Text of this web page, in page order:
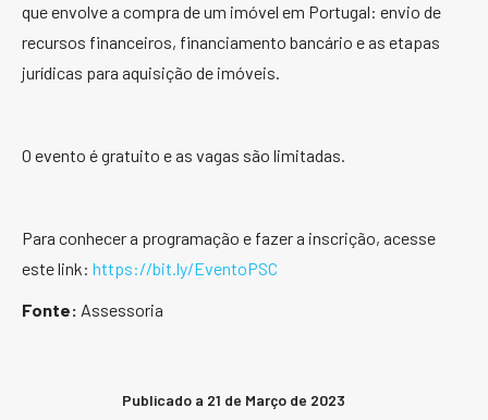
que envolve a compra de um imóvel em Portugal: envio de
recursos financeiros, financiamento bancário e as etapas
jurídicas para aquisição de imóveis.
O evento é gratuito e as vagas são limitadas.
Para conhecer a programação e fazer a inscrição, acesse
este link: https://bit.ly/EventoPSC
Fonte: Assessoria
Publicado a 21 de Março de 2023